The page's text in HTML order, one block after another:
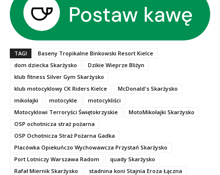
TAGI
Baseny Tropikalne Binkowski Resort Kielce
dom dziecka Skarżysko
Dzikie Wieprze Bliżyn
klub fitness Silver Gym Skarżysko
klub motocyklowy CK Riders Kielce
McDonald's Skarżysko
mikołajki
motocykle
motocykliści
Motocyklowi Terroryści Świętokrzyskie
MotoMikołajki Skarżysko
OSP ochotnicza straż pożarna
OSP Ochotnicza Straż Pożarna Gadka
Placówka Opiekuńczo Wychowawcza Przystań Skarżysko
Port Lotniczy Warszawa Radom
quady Skarżysko
Rafał Miernik Skarżysko
stadnina koni Stajnia Eroza Łączna